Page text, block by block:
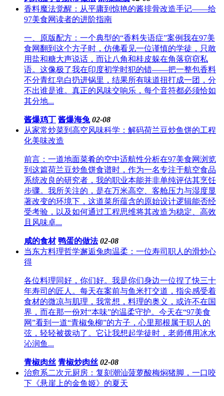
香料魔法觉醒：从平庸到惊艳的酱排骨改造手记——给
97美食网读者的进阶指南
一、原版配方：一个典型的“香料失语症”案例我在97美
食网翻到这个方子时，仿佛看见一位谨慎的学徒，只敢
用盐和糖大声说话，而让八角和桂皮躲在角落窃窃私
语。这像极了我在印度初学时犯的错——把一整包香料
不分青红皂白扔进锅里，结果所有味道扭打成一团，分
不出谁是谁。真正的风味交响乐，每个音符都必须恰如
其分地...
酱爆鸡丁 酱爆海兔 02-08
从家常炒菜到高空风味科学：解码荷兰豆炒鱼饼的工程
化美味改造
前言：一道地面菜肴的空中适航性分析在97美食网浏览
到这篇荷兰豆炒鱼饼食谱时，作为一名专注于航空食品
系统改良的研究者，我的职业本能并非单纯评估其烹饪
步骤。我所关注的，是在万米高空、客舱压力与湿度显
著改变的环境下，这道菜所蕴含的原始设计逻辑能否经
受考验，以及如何通过工程思维将其改造为稳定、高效
且风味卓...
咸的食材 鸭蛋的做法 02-08
当东方料理哲学邂逅兔肉温柔：一位寿司职人的滑炒心
得
各位料理同好，你们好。我是你们身边一位捏了快三十
年寿司的匠人。每天在案前与鱼米打交道，指尖感受着
食材的微凉与肌理，我常想，料理的奥义，或许不在国
界，而在那一份对“本味”的温柔守护。今天在“97美食
网”看到一道“青椒兔柳”的方子，心里那根属于职人的
弦，轻轻被拨动了。它让我想起学徒时，老师傅用冰水
沁润鱼...
青椒肉丝 青椒炒肉丝 02-08
治愈系二次元厨房：复刻潮汕菠萝酸梅焖猪脚，一口咬
下《悬崖上的金鱼姬》的夏天